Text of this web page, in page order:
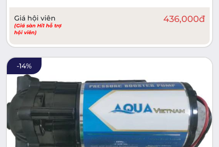
Giá hội viên
(Giá sàn Hi1 hỗ trợ
hội viên)
436,000đ
-14%